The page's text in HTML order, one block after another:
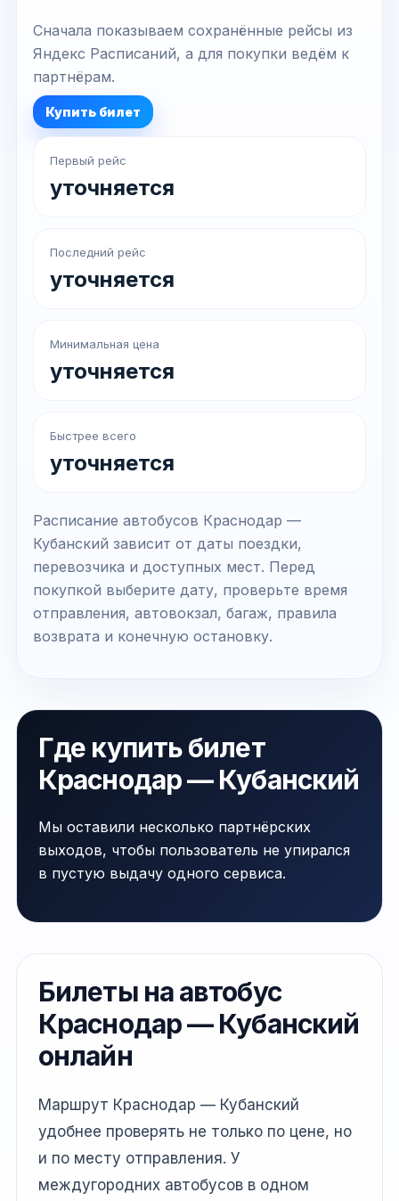
Сначала показываем сохранённые рейсы из
Яндекс Расписаний, а для покупки ведём к
партнёрам.
Купить билет
Первый рейс
уточняется
Последний рейс
уточняется
Минимальная цена
уточняется
Быстрее всего
уточняется
Расписание автобусов Краснодар —
Кубанский зависит от даты поездки,
перевозчика и доступных мест. Перед
покупкой выберите дату, проверьте время
отправления, автовокзал, багаж, правила
возврата и конечную остановку.
Где купить билет
Краснодар — Кубанский
Мы оставили несколько партнёрских
выходов, чтобы пользователь не упирался
в пустую выдачу одного сервиса.
Билеты на автобус
Краснодар — Кубанский
онлайн
Маршрут Краснодар — Кубанский
удобнее проверять не только по цене, но
и по месту отправления. У
междугородних автобусов в одном